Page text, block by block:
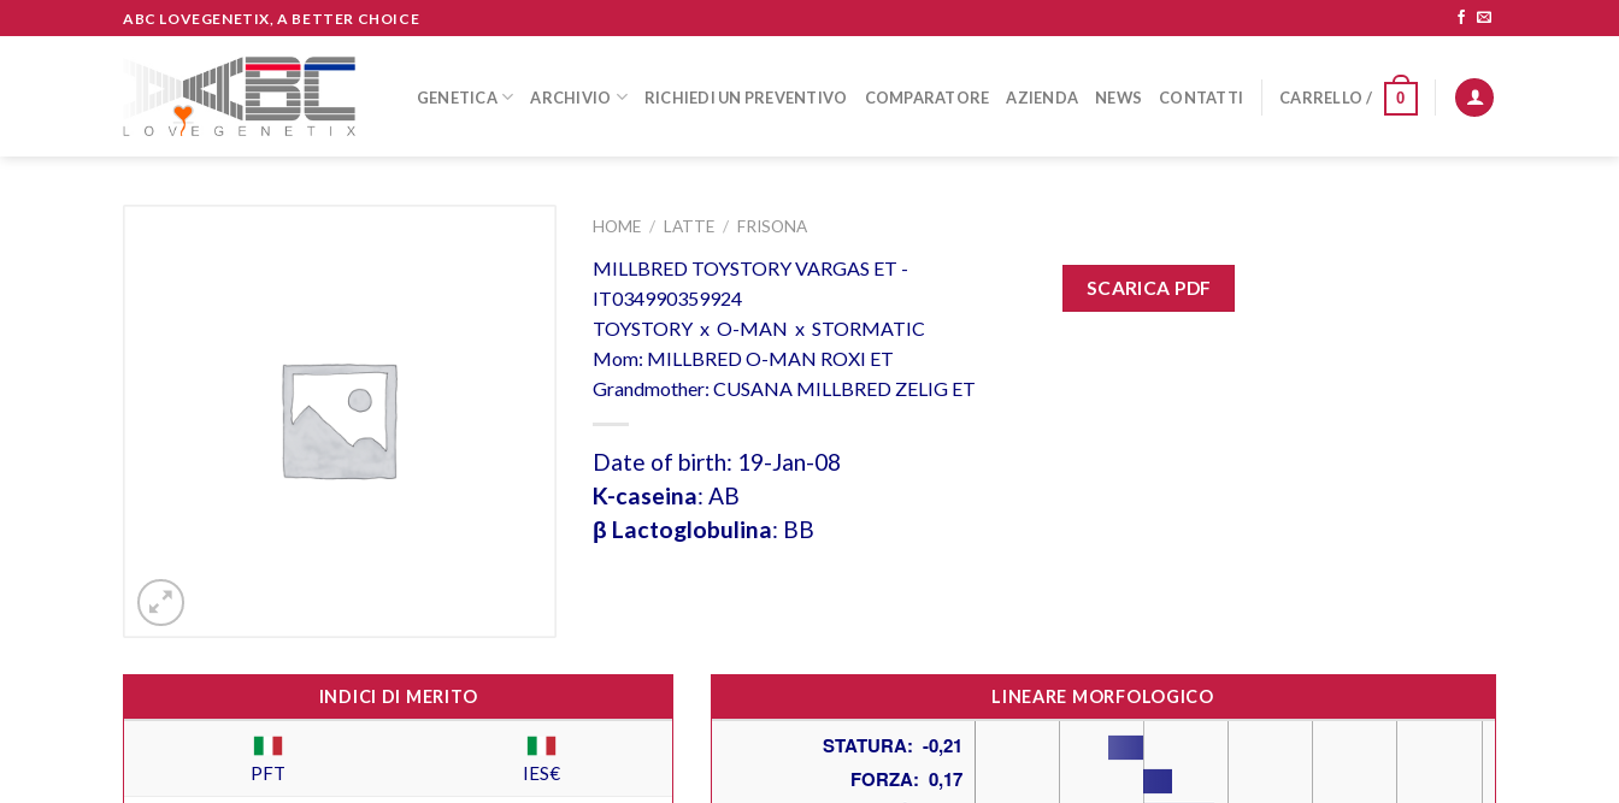
to
ABC LOVEGENETIX, A BETTER CHOICE
GENETICA ARCHIVIO RICHIEDI UN PREVENTIVO COMPARATORE AZIENDA NEWS CONTATTI CARRELLO / 0
HOME / LATTE / FRISONA
MILLBRED TOYSTORY VARGAS ET -
IT034990359924
TOYSTORY x O-MAN x STORMATIC
Mom: MILLBRED O-MAN ROXI ET
Grandmother: CUSANA MILLBRED ZELIG ET
Date of birth: 19-Jan-08
K-caseina: AB
β Lactoglobulina: BB
SCARICA PDF
INDICI DI MERITO
PFT IES€
LINEARE MORFOLOGICO